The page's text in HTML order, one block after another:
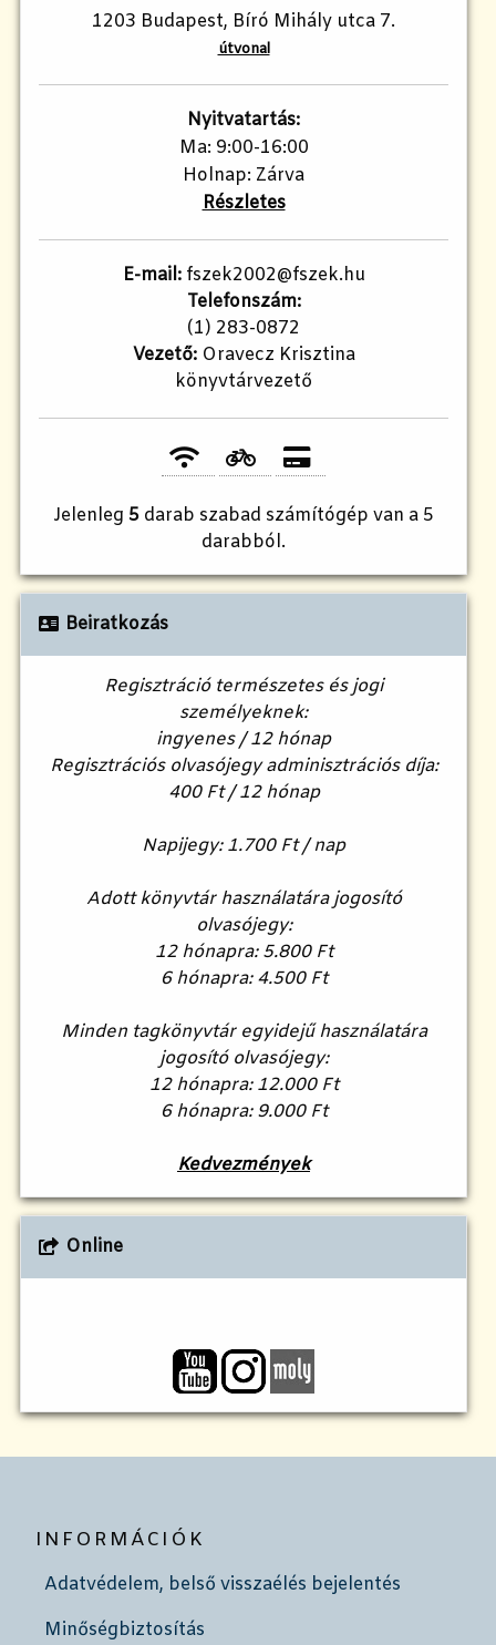
1203 Budapest, Bíró Mihály utca 7.
útvonal
Nyitvatartás:
Ma: 9:00-16:00
Holnap: Zárva
Részletes
E-mail:fszek2002@fszek.hu​
Telefonszám:
(1) 283-0872
Vezető:Oravecz Krisztina
könyvtárvezető
Jelenleg 5 darab szabad számítógép van a 5
darabból.
Beiratkozás
Regisztráció természetes és jogi
személyeknek:
ingyenes / 12 hónap
Regisztrációs olvasójegy adminisztrációs díja:
400 Ft / 12 hónap
Napijegy: 1.700 Ft / nap
Adott könyvtár használatára jogosító
olvasójegy:
12 hónapra: 5.800 Ft
6 hónapra: 4.500 Ft
Minden tagkönyvtár egyidejű használatára
jogosító olvasójegy:
12 hónapra: 12.000 Ft
6 hónapra: 9.000 Ft
Kedvezmények
Online
INFORMÁCIÓK
Adatvédelem, belső visszaélés bejelentés
Minőségbiztosítás